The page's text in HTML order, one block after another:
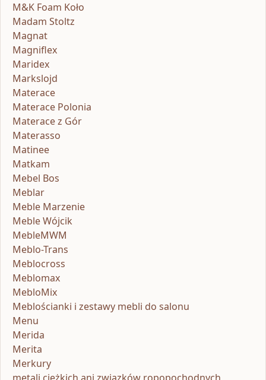
M&K Foam Koło
Madam Stoltz
Magnat
Magniflex
Maridex
Markslojd
Materace
Materace Polonia
Materace z Gór
Materasso
Matinee
Matkam
Mebel Bos
Meblar
Meble Marzenie
Meble Wójcik
MebleMWM
Meblo-Trans
Meblocross
Meblomax
MebloMix
Meblościanki i zestawy mebli do salonu
Menu
Merida
Merita
Merkury